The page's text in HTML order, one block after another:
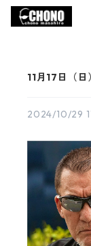
11月17日（
2024/10/29